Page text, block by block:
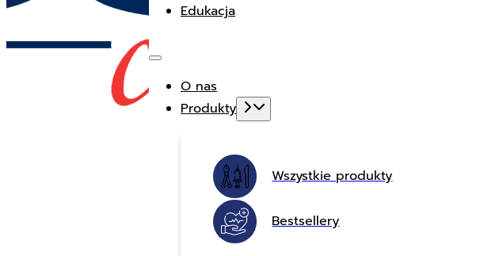
Edukacja
O nas
Produkty
Wszystkie produkty
Bestsellery